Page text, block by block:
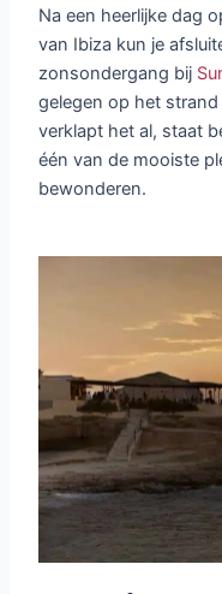
Na een heerlijke dag
van Ibiza kun je
zonsondergang bij
gelegen op het strand
verklapt het al, staat
één van de mooiste
bewonderen.